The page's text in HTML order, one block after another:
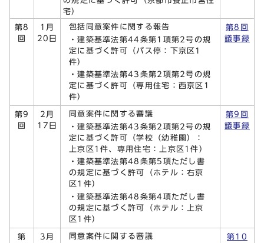
宅）
第8
回
1月
20日
包括同意案件に関する報告
・建築基準法第44条第1項第2号の規
定に基づく許可（バス停：下京区1
件）
・建築基準法第43条第2項第2号の規
定に基づく許可（専用住宅：西京区1
件）
第8回
議事録
第9
回
2月
17日
同意案件に関する審議
・建築基準法第43条第2項第2号の規
定に基づく許可（学校（幼稚園）：
上京区1件、専用住宅：上京区1件）
・建築基準法第48条第5項ただし書
の規定に基づく許可（ホテル：右京
区1件）
・建築基準法第48条第4項ただし書
の規定に基づく許可（ホテル：上京
区1件）
第9回
議事録
第
3月
同意案件に関する審議
第10